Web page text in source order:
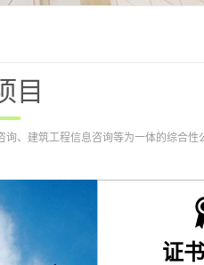
目
、建筑工程信息咨询等为一体的综合性
证